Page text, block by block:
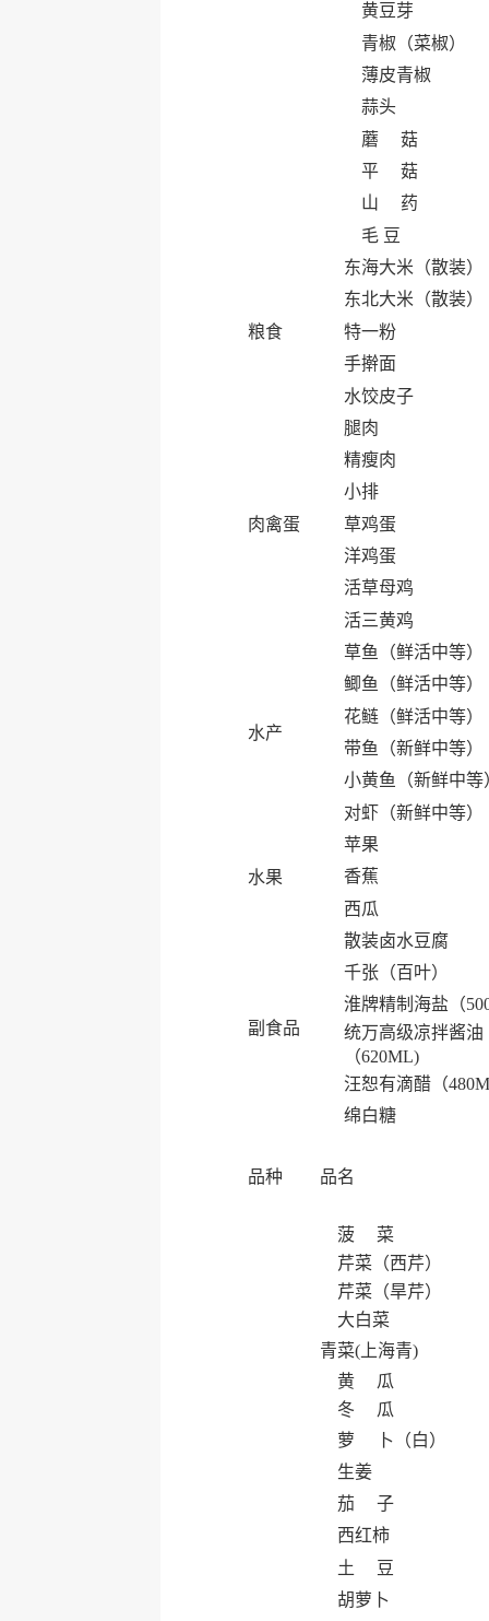
黄豆芽
青椒（菜椒）
薄皮青椒
蒜头
蘑 菇
平 菇
山 药
毛 豆
粮食
东海大米（散装）
东北大米（散装）
特一粉
手擀面
水饺皮子
肉禽蛋
腿肉
精瘦肉
小排
草鸡蛋
洋鸡蛋
活草母鸡
活三黄鸡
水产
草鱼（鲜活中等）
鲫鱼（鲜活中等）
花鲢（鲜活中等）
带鱼（新鲜中等）
小黄鱼（新鲜中等
对虾（新鲜中等）
水果
苹果
香蕉
西瓜
副食品
散装卤水豆腐
千张（百叶）
淮牌精制海盐（
统万高级凉拌酱油
（620ML)
汪恕有滴醋（
绵白糖
品种 品名
菠 菜
芹菜（西芹）
芹菜（旱芹）
大白菜
青菜(上海青)
黄 瓜
冬 瓜
萝 卜（白）
生姜
茄 子
西红柿
土 豆
胡萝卜